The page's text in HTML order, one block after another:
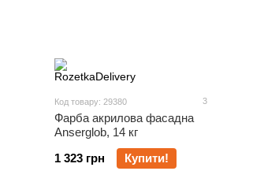
Код товару: 29380 3
Фарба акрилова фасадна
Anserglob, 14 кг
1 323 грн
Купити!